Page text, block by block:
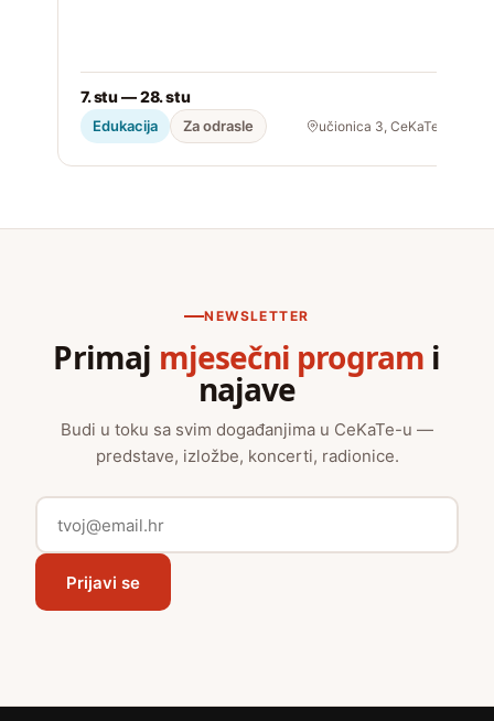
7. stu — 28. stu
Edukacija Za odrasle učionica 3, CeKaTe
NEWSLETTER
Primaj mjesečni program i
najave
Budi u toku sa svim događanjima u CeKaTe-u —
predstave, izložbe, koncerti, radionice.
Prijavi se